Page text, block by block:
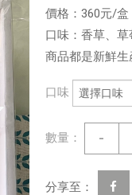
價格：360元/盒
口味：香草、
商品都是新鮮
口味
數量： -
分享至：